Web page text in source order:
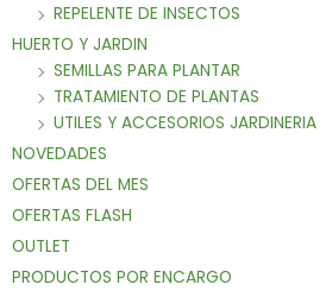
REPELENTE DE INSECTOS
HUERTO Y JARDIN
SEMILLAS PARA PLANTAR
TRATAMIENTO DE PLANTAS
UTILES Y ACCESORIOS JARDINERIA
NOVEDADES
OFERTAS DEL MES
OFERTAS FLASH
OUTLET
PRODUCTOS POR ENCARGO